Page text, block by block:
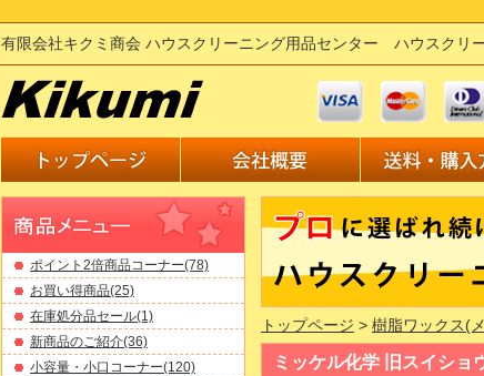
有限会社キクミ商会 ハウスクリーニング用品センター ハウスクリ
トップページ > 樹脂ワックス(
ミッケル化学 旧スイショ
ポイント2倍商品コーナー(78)
お買い得商品(25)
在庫処分品セール(1)
新商品のご紹介(36)
小容量・小口コーナー(120)